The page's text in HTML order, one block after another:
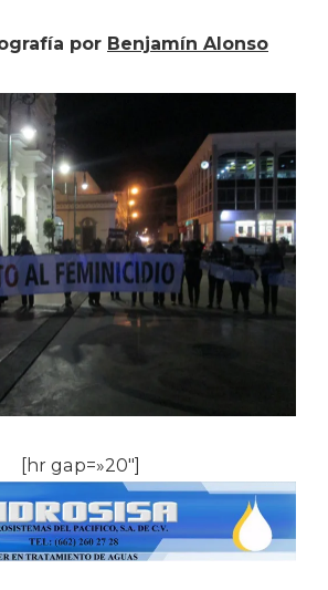
por Benjamín Alonso
[hr gap=»20″]